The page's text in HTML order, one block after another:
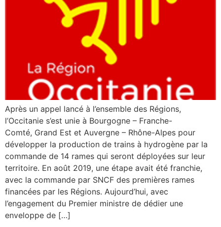
Après un appel lancé à l’ensemble des Régions,
l’Occitanie s’est unie à Bourgogne – Franche-
Comté, Grand Est et Auvergne – Rhône-Alpes pour
développer la production de trains à hydrogène par la
commande de 14 rames qui seront déployées sur leur
territoire. En août 2019, une étape avait été franchie,
avec la commande par SNCF des premières rames
financées par les Régions. Aujourd’hui, avec
l’engagement du Premier ministre de dédier une
enveloppe de […]